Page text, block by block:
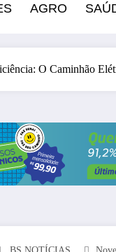
AGRO
O Caminhão